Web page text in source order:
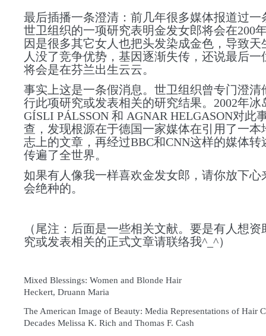
最后插播一条澄清：前几年很多媒体报道过一
世卫组织的一项研究表明金发女郎将会在200
因是很多其它女人也把头发染成金色，导致天
人没了竞争优势，基因逐渐失传，还说最后一
将会是在芬兰出生云云。
事实上这是一条假消息。世卫组织曾专门澄清
行此项研究或发表相关的研究结果。 2002年冰
GÍSLI PÁLSSON 和 AGNAR HELGASON对此
查，发现根源在于德国一家媒体在引用了一本
志上的文章，再经过BBC和CNN这样的媒体转
传遍了全世界。
如果有人像我一样喜欢金发女郎，请你放下心
会绝种的。
（尾注：后面是一些相关文献。要是有人想
究或发表相关的正式文章请联络我^_^）
Mixed Blessings: Women and Blonde Hair
Heckert, Druann Maria
The American Image of Beauty: Media Representations of Hair
Decades Melissa K. Rich and Thomas F. Cash